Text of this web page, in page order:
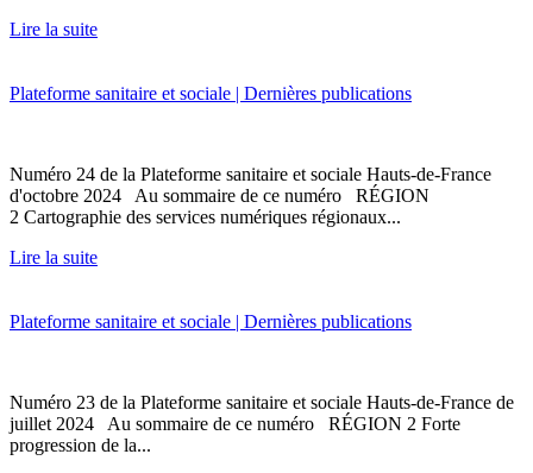
Lire la suite
Plateforme sanitaire et sociale | Dernières publications
Numéro 24 de la Plateforme sanitaire et sociale Hauts-de-France
d'octobre 2024 Au sommaire de ce numéro RÉGION
2 Cartographie des services numériques régionaux...
Lire la suite
Plateforme sanitaire et sociale | Dernières publications
Numéro 23 de la Plateforme sanitaire et sociale Hauts-de-France de
juillet 2024 Au sommaire de ce numéro RÉGION 2 Forte
progression de la...